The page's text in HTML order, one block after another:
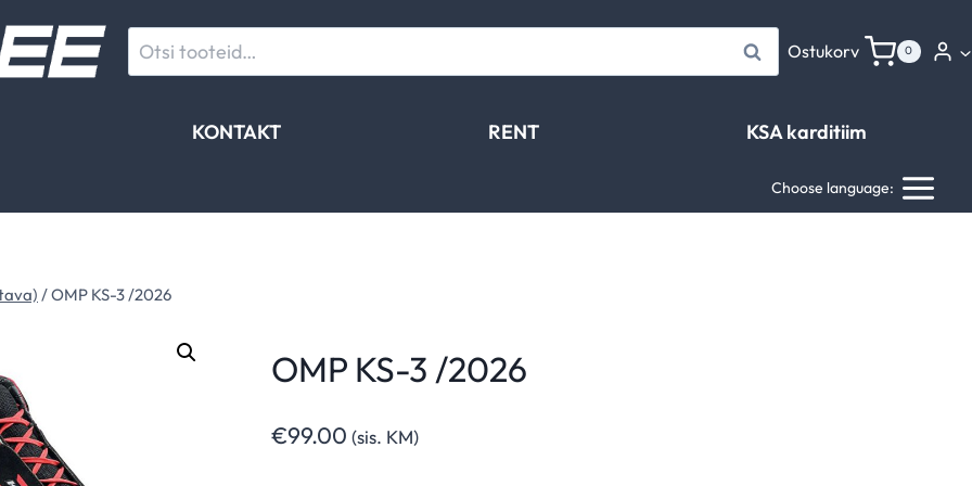
Otsi: Otsi Ostukorv 0
KONTAKT RENT KSA karditiim
Choose language:
/OMP KS-3 /2026
OMP KS-3 /2026
€99.00 (sis. KM)